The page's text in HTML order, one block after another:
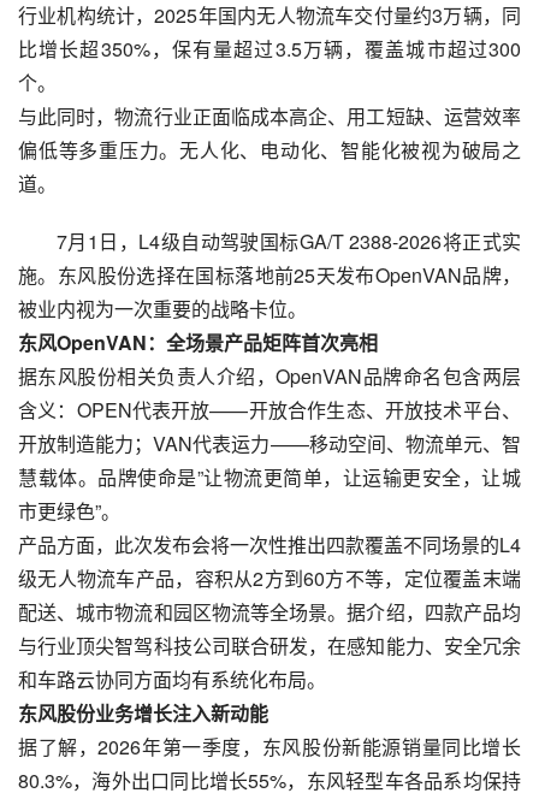
行业机构统计，2025年国内无人物流车交付量约3万辆，同
比增长超350%，保有量超过3.5万辆，覆盖城市超过300
个。
与此同时，物流行业正面临成本高企、用工短缺、运营效率
偏低等多重压力。无人化、电动化、智能化被视为破局之
道。
7月1日，L4级自动驾驶国标GA/T 2388-2026将正式实
施。东风股份选择在国标落地前25天发布OpenVAN品牌，
被业内视为一次重要的战略卡位。
东风OpenVAN：全场景产品矩阵首次亮相
据东风股份相关负责人介绍，OpenVAN品牌命名包含两层
含义：OPEN代表开放——开放合作生态、开放技术平台、
开放制造能力；VAN代表运力——移动空间、物流单元、智
慧载体。品牌使命是”让物流更简单，让运输更安全，让城
市更绿色”。
产品方面，此次发布会将一次性推出四款覆盖不同场景的L4
级无人物流车产品，容积从2方到60方不等，定位覆盖末端
配送、城市物流和园区物流等全场景。据介绍，四款产品均
与行业顶尖智驾科技公司联合研发，在感知能力、安全冗余
和车路云协同方面均有系统化布局。
东风股份业务增长注入新动能
据了解，2026年第一季度，东风股份新能源销量同比增长
80.3%，海外出口同比增长55%，东风轻型车各品系均保持